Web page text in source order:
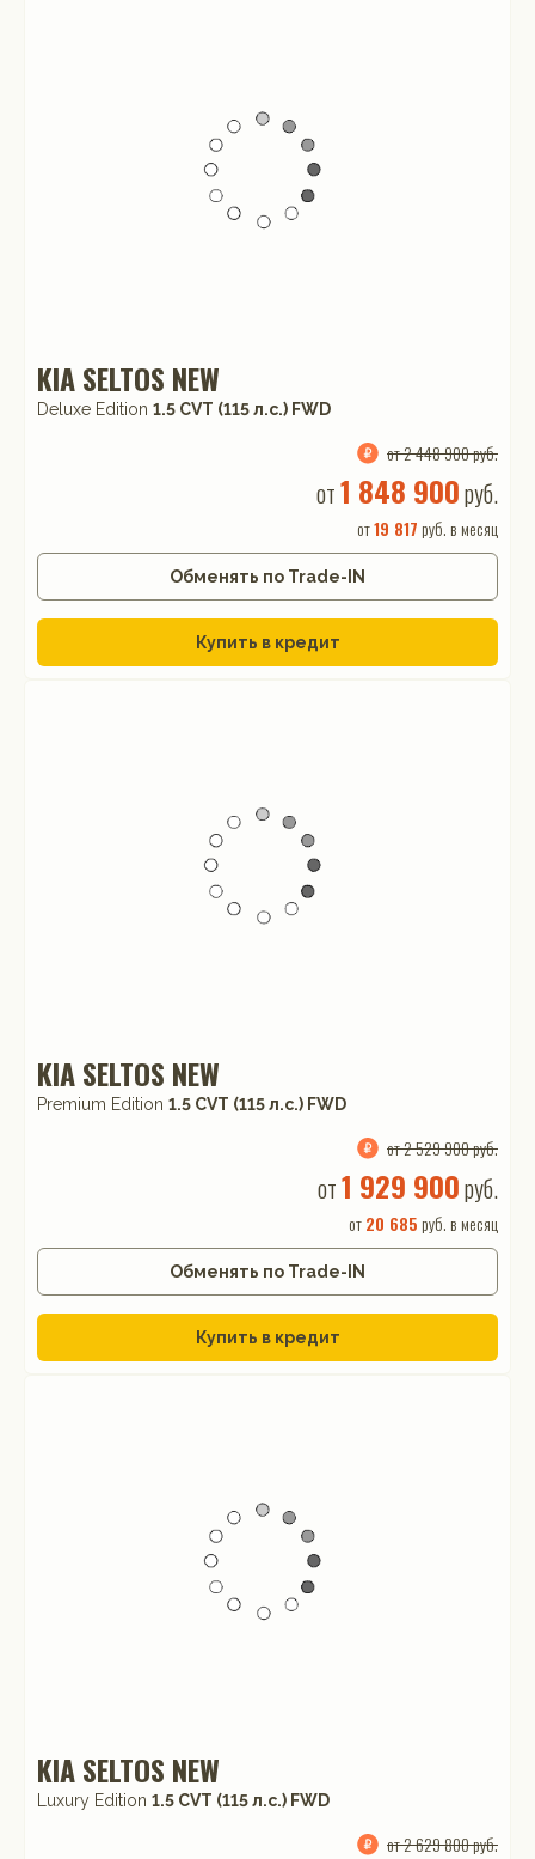
KIA SELTOS NEW
Deluxe Edition 1.5 CVT (115 л.с.) FWD
от 2 448 900 руб.
от1 848 900руб.
от19 817 руб. в месяц
Обменять по Trade-IN
Купить в кредит
KIA SELTOS NEW
Premium Edition 1.5 CVT (115 л.с.) FWD
от 2 529 900 руб.
от1 929 900руб.
от20 685 руб. в месяц
Обменять по Trade-IN
Купить в кредит
KIA SELTOS NEW
Luxury Edition 1.5 CVT (115 л.с.) FWD
от 2 629 800 руб.